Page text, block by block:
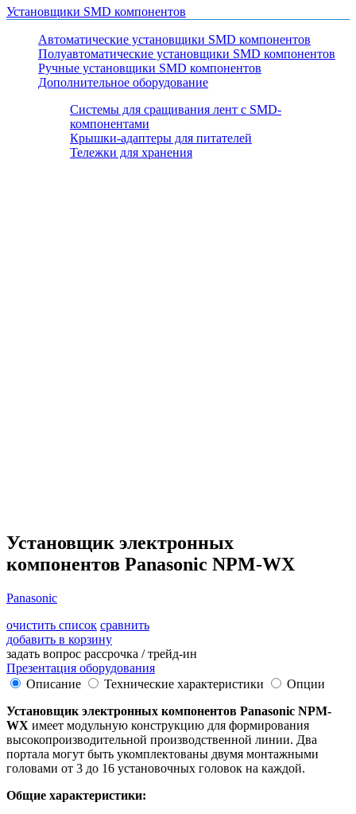
Установщики SMD компонентов
Автоматические установщики SMD компонентов
Полуавтоматические установщики SMD компонентов
Ручные установщики SMD компонентов
Дополнительное оборудование
Системы для сращивания лент с SMD-
компонентами
Крышки-адаптеры для питателей
Тележки для хранения
Установщик электронных
компонентов Panasonic NPM-WX
Panasonic
очистить список сравнить
добавить в корзину
задать вопрос рассрочка / трейд-ин
Презентация оборудования
Описание
Технические характеристики
Опции
Установщик электронных компонентов Panasonic NPM-
WX имеет модульную конструкцию для формирования
высокопроизводительной производственной линии. Два
портала могут быть укомплектованы двумя монтажными
головами от 3 до 16 установочных головок на каждой.
Общие характеристики: